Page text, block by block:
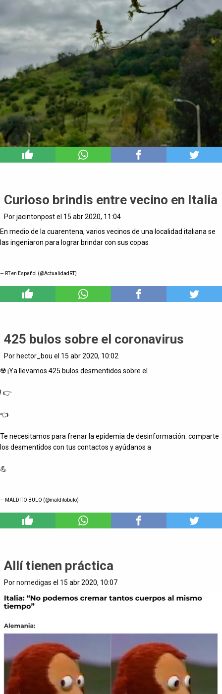
Curioso brindis entre vecino en Italia
Por jacintonpost el 15 abr 2020, 11:04
En medio de la cuarentena, varios vecinos de una localidad italiana se
las ingeniaron para lograr brindar con sus copas
— RT en Español (@ActualidadRT)
425 bulos sobre el coronavirus
Por hector_bou el 15 abr 2020, 10:02
☢️ ¡Ya llevamos 425 bulos desmentidos sobre el
! 👉
👈
Te necesitamos para frenar la epidemia de desinformación: comparte
los desmentidos con tus contactos y ayúdanos a
💪
— MALDITO BULO (@malditobulo)
Allí tienen práctica
Pornomedigas el 15 abr 2020, 10:07